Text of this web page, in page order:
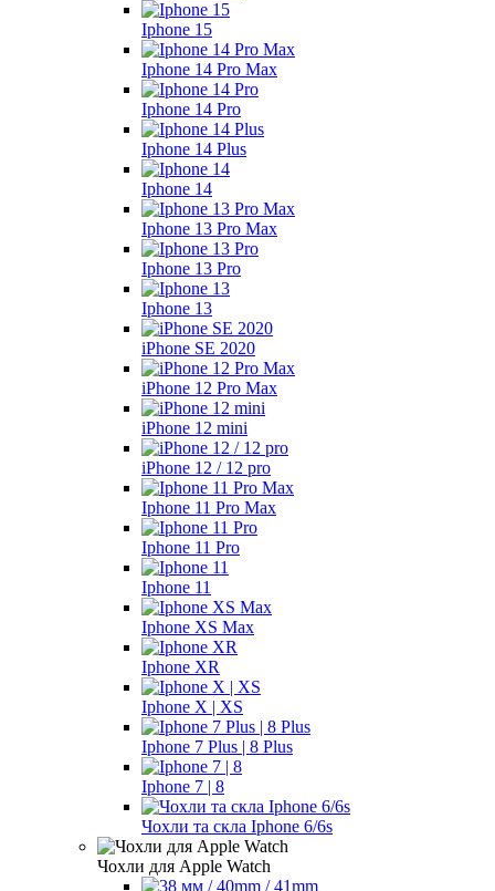
Iphone 15
Iphone 14 Pro Max
Iphone 14 Pro
Iphone 14 Plus
Iphone 14
Iphone 13 Pro Max
Iphone 13 Pro
Iphone 13
iPhone SE 2020
iPhone 12 Pro Max
iPhone 12 mini
iPhone 12 / 12 pro
Iphone 11 Pro Max
Iphone 11 Pro
Iphone 11
Iphone XS Max
Iphone XR
Iphone X | XS
Iphone 7 Plus | 8 Plus
Iphone 7 | 8
Чохли та скла Iphone 6/6s
Чохли для Apple Watch